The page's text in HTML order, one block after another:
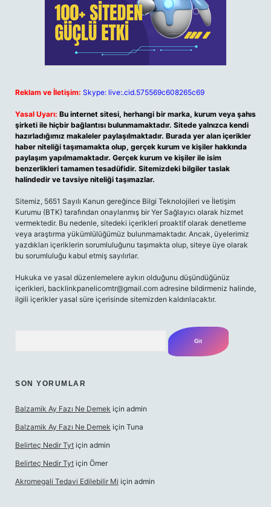
Reklam ve İletişim: Skype: live:.cid.575569c608265c69
Yasal Uyarı: Bu internet sitesi, herhangi bir marka, kurum veya şahıs
şirketi ile hiçbir bağlantısı bulunmamaktadır. Sitede yalnızca kendi
hazırladığımız makaleler paylaşılmaktadır. Burada yer alan içerikler
haber niteliği taşımamakta olup, gerçek kurum ve kişiler hakkında
paylaşım yapılmamaktadır. Gerçek kurum ve kişiler ile isim
benzerlikleri tamamen tesadüfidir. Sitemizdeki bilgiler taslak
halindedir ve tavsiye niteliği taşımazlar.
Sitemiz, 5651 Sayılı Kanun gereğince Bilgi Teknolojileri ve İletişim
Kurumu (BTK) tarafından onaylanmış bir Yer Sağlayıcı olarak hizmet
vermektedir. Bu nedenle, sitedeki içerikleri proaktif olarak denetleme
veya araştırma yükümlülüğümüz bulunmamaktadır. Ancak, üyelerimiz
yazdıkları içeriklerin sorumluluğunu taşımakta olup, siteye üye olarak
bu sorumluluğu kabul etmiş sayılırlar.
Hukuka ve yasal düzenlemelere aykırı olduğunu düşündüğünüz
içerikleri, backlinkpanelicomtr@gmail.com adresine bildirmeniz halinde,
ilgili içerikler yasal süre içerisinde sitemizden kaldırılacaktır.
SON YORUMLAR
Balzamik Ay Fazı Ne Demek için admin
Balzamik Ay Fazı Ne Demek için Tuna
Belirteç Nedir Tyt için admin
Belirteç Nedir Tyt için Ömer
Akromegali Tedavi Edilebilir Mi için admin